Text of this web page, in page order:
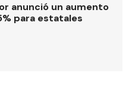
anunció un aumento
para estatales